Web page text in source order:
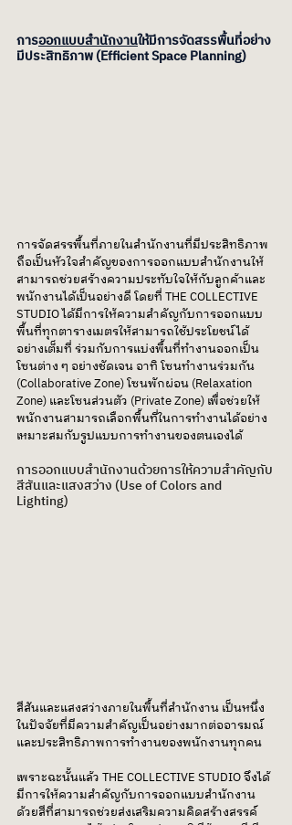
การออกแบบสำนักงานให้มีการจัดสรรพื้นที่อย่าง
มีประสิทธิภาพ (Efficient Space Planning)
การจัดสรรพื้นที่ภายในสำนักงานที่มีประสิทธิภาพ
ถือเป็นหัวใจสำคัญของการออกแบบสำนักงานให้
สามารถช่วยสร้างความประทับใจให้กับลูกค้าและ
พนักงานได้เป็นอย่างดี โดยที่ THE COLLECTIVE
STUDIO ได้มีการให้ความสำคัญกับการออกแบบ
พื้นที่ทุกตารางเมตรให้สามารถใช้ประโยชน์ได้
อย่างเต็มที่ ร่วมกับการแบ่งพื้นที่ทำงานออกเป็น
โซนต่าง ๆ อย่างชัดเจน อาทิ โซนทำงานร่วมกัน
(Collaborative Zone) โซนพักผ่อน (Relaxation
Zone) และโซนส่วนตัว (Private Zone) เพื่อช่วยให้
พนักงานสามารถเลือกพื้นที่ในการทำงานได้อย่าง
เหมาะสมกับรูปแบบการทำงานของตนเองได้
การออกแบบสำนักงานด้วยการให้ความสำคัญกับ
สีสันและแสงสว่าง (Use of Colors and
Lighting)
สีสันและแสงสว่างภายในพื้นที่สำนักงาน เป็นหนึ่ง
ในปัจจัยที่มีความสำคัญเป็นอย่างมากต่ออารมณ์
และประสิทธิภาพการทำงานของพนักงานทุกคน
เพราะฉะนั้นแล้ว THE COLLECTIVE STUDIO จึงได้
มีการให้ความสำคัญกับการออกแบบสำนักงาน
ด้วยสีที่สามารถช่วยส่งเสริมความคิดสร้างสรรค์